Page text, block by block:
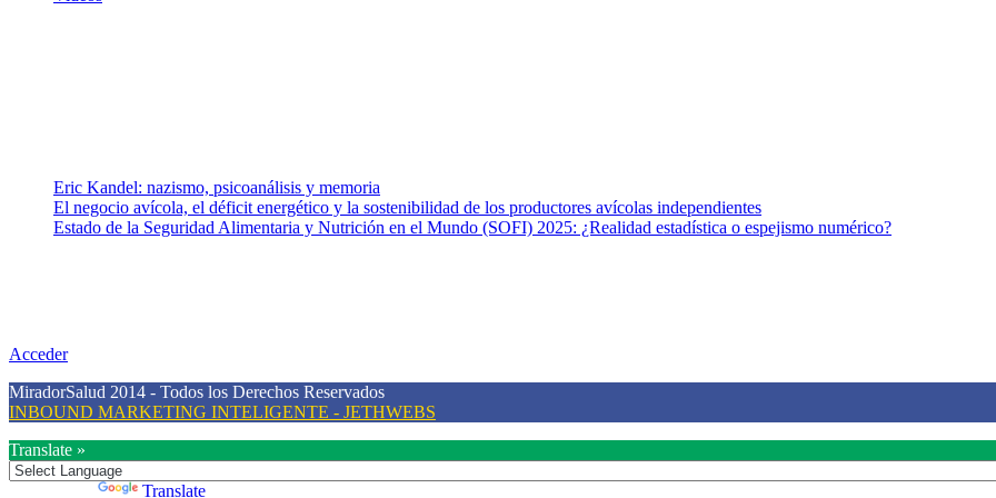
Eric Kandel: nazismo, psicoanálisis y memoria
El negocio avícola, el déficit energético y la sostenibilidad de los productores avícolas independientes
Estado de la Seguridad Alimentaria y Nutrición en el Mundo (SOFI) 2025: ¿Realidad estadística o espejismo numérico?
Acceder
MiradorSalud 2014 - Todos los Derechos Reservados
INBOUND MARKETING INTELIGENTE - JETHWEBS
Translate »
Translate